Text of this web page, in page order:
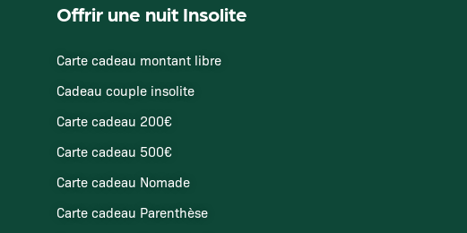
Offrir une nuit Insolite
Carte cadeau montant libre
Cadeau couple insolite
Carte cadeau 200€
Carte cadeau 500€
Carte cadeau Nomade
Carte cadeau Parenthèse